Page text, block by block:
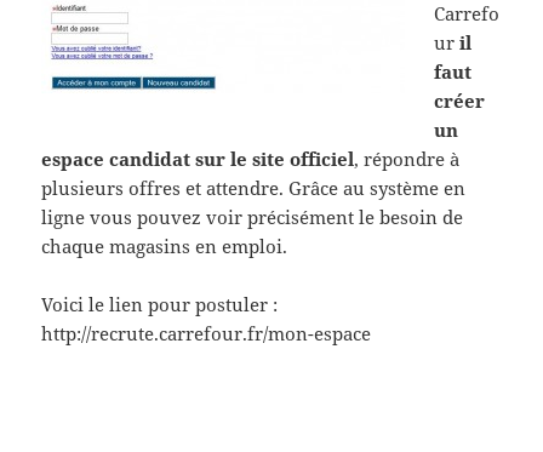
Carrefo
uril
faut
créer
un
espace candidat sur le site officiel, répondre à
plusieurs offres et attendre. Grâce au système en
ligne vous pouvez voir précisément le besoin de
chaque magasins en emploi.
Voici le lien pour postuler :
http://recrute.carrefour.fr/mon-espace